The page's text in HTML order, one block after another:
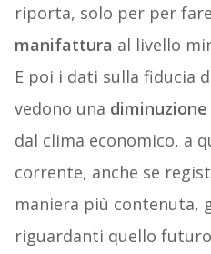
riporta, solo per per
manifattura al livello
E poi i dati sulla fiducia
vedono una diminuzione
dal clima economico, a
corrente, anche se
maniera più contenuta,
riguardanti quello